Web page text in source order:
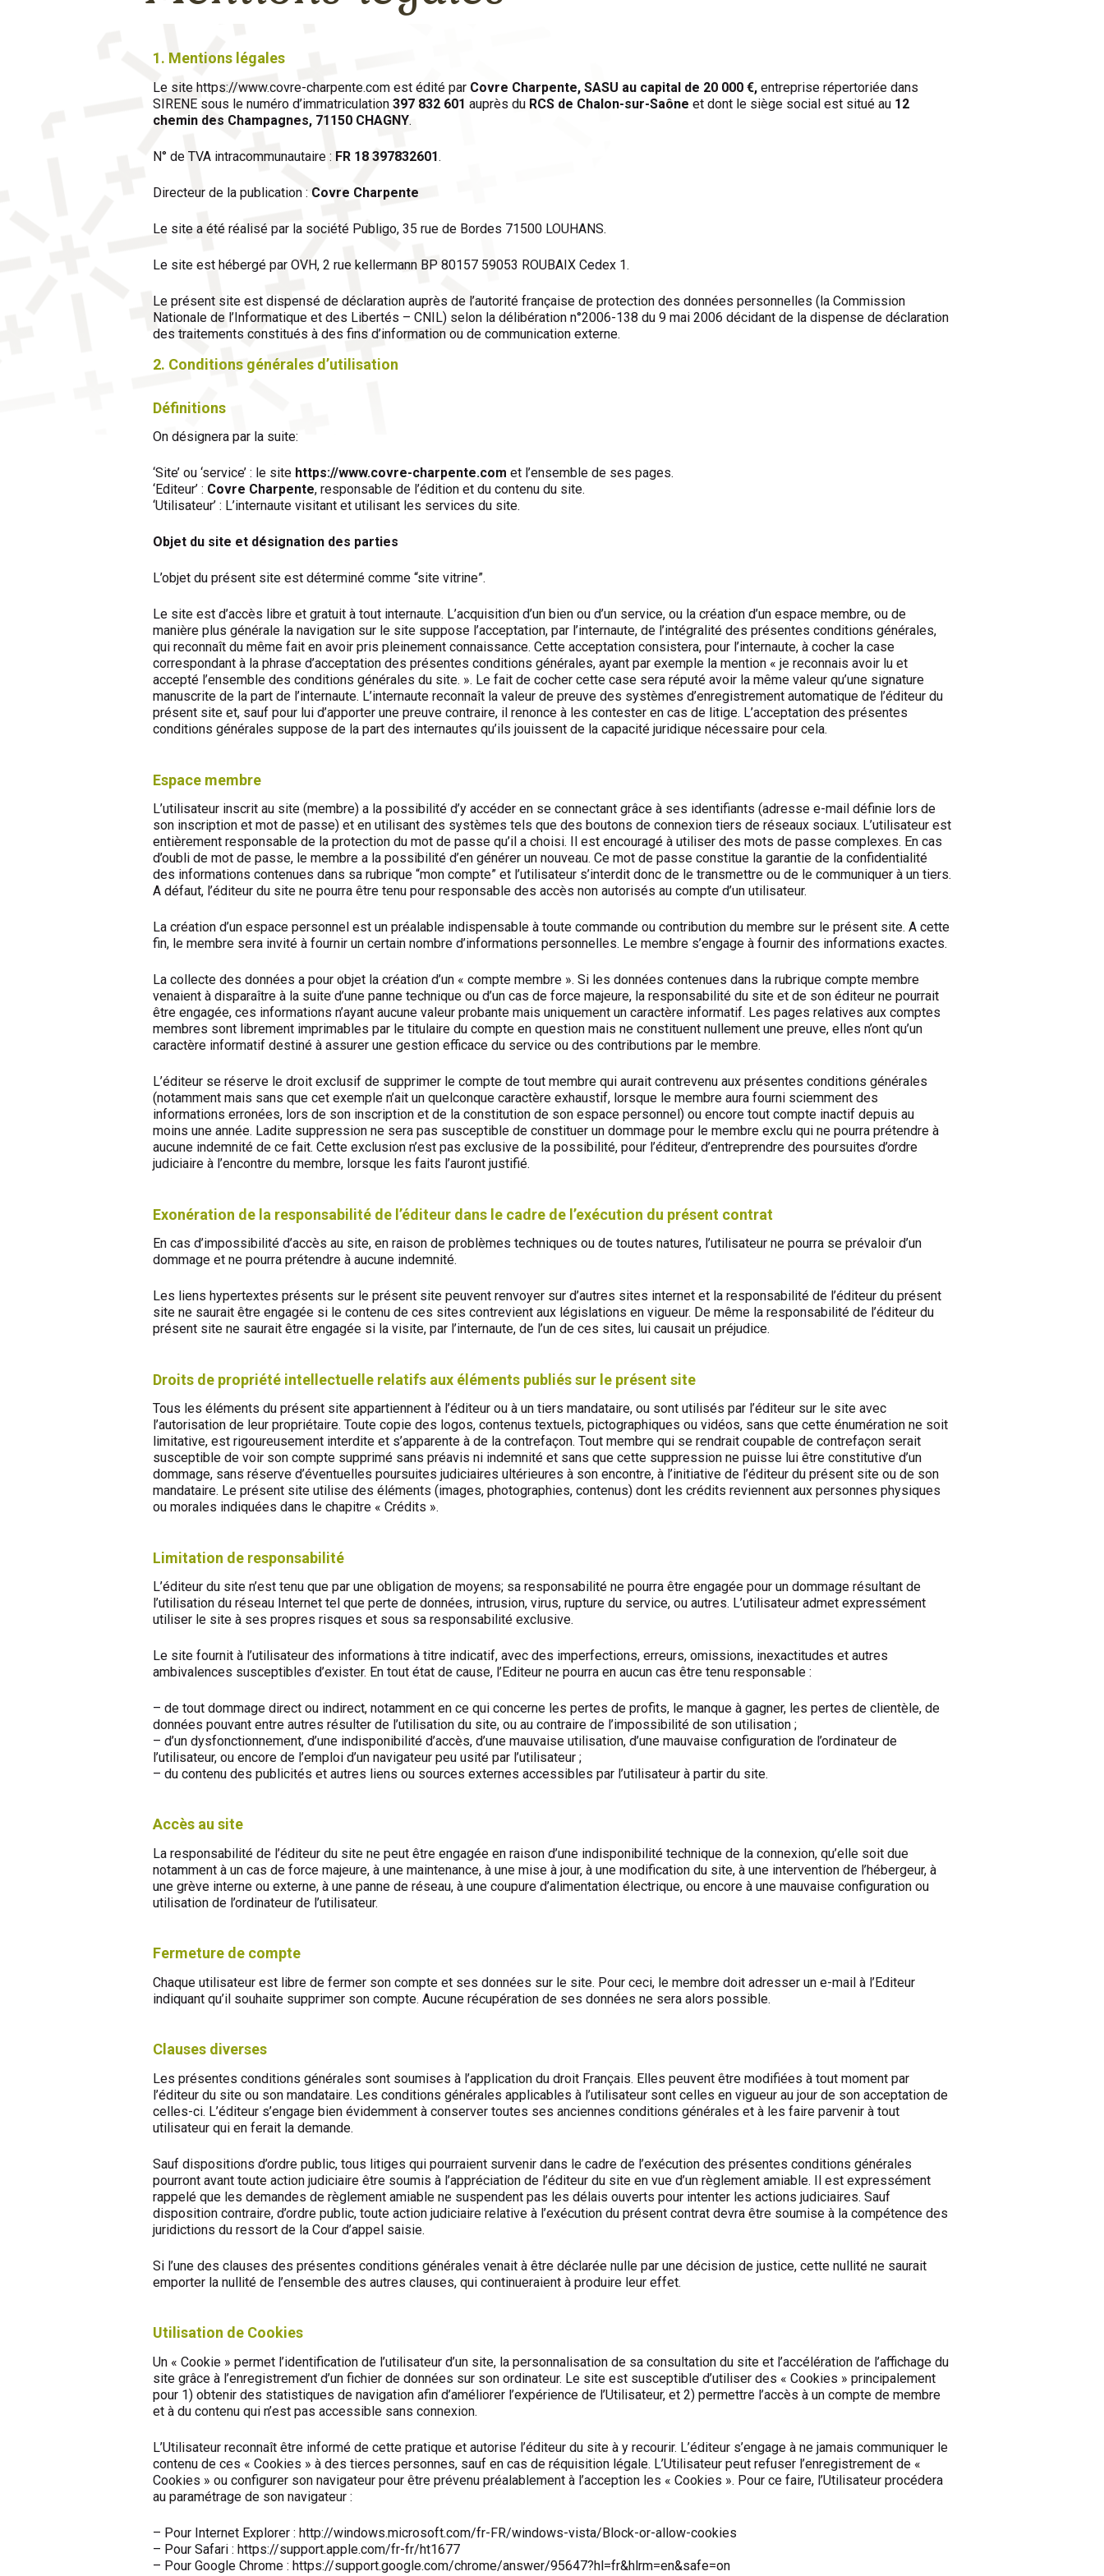
1. Mentions légales
Le site https://www.covre-charpente.com est édité par Covre Charpente, SASU au capital de 20 000 €, entreprise répertoriée dans
SIRENE sous le numéro d’immatriculation 397 832 601 auprès du RCS de Chalon-sur-Saône et dont le siège social est situé au 12
chemin des Champagnes, 71150 CHAGNY.
N° de TVA intracommunautaire : FR 18 397832601.
Directeur de la publication : Covre Charpente
Le site a été réalisé par la société Publigo, 35 rue de Bordes 71500 LOUHANS.
Le site est hébergé par OVH, 2 rue kellermann BP 80157 59053 ROUBAIX Cedex 1.
Le présent site est dispensé de déclaration auprès de l’autorité française de protection des données personnelles (la Commission
Nationale de l’Informatique et des Libertés – CNIL) selon la délibération n°2006-138 du 9 mai 2006 décidant de la dispense de déclaration
des traitements constitués à des fins d’information ou de communication externe.
2. Conditions générales d’utilisation
Définitions
On désignera par la suite:
‘Site’ ou ‘service’ : le site https://www.covre-charpente.com et l’ensemble de ses pages.
‘Editeur’ : Covre Charpente, responsable de l’édition et du contenu du site.
‘Utilisateur’ : L’internaute visitant et utilisant les services du site.
Objet du site et désignation des parties
L’objet du présent site est déterminé comme “site vitrine”.
Le site est d’accès libre et gratuit à tout internaute. L’acquisition d’un bien ou d’un service, ou la création d’un espace membre, ou de
manière plus générale la navigation sur le site suppose l’acceptation, par l’internaute, de l’intégralité des présentes conditions générales,
qui reconnaît du même fait en avoir pris pleinement connaissance. Cette acceptation consistera, pour l’internaute, à cocher la case
correspondant à la phrase d’acceptation des présentes conditions générales, ayant par exemple la mention « je reconnais avoir lu et
accepté l’ensemble des conditions générales du site. ». Le fait de cocher cette case sera réputé avoir la même valeur qu’une signature
manuscrite de la part de l’internaute. L’internaute reconnaît la valeur de preuve des systèmes d’enregistrement automatique de l’éditeur du
présent site et, sauf pour lui d’apporter une preuve contraire, il renonce à les contester en cas de litige. L’acceptation des présentes
conditions générales suppose de la part des internautes qu’ils jouissent de la capacité juridique nécessaire pour cela.
Espace membre
L’utilisateur inscrit au site (membre) a la possibilité d’y accéder en se connectant grâce à ses identifiants (adresse e-mail définie lors de
son inscription et mot de passe) et en utilisant des systèmes tels que des boutons de connexion tiers de réseaux sociaux. L’utilisateur est
entièrement responsable de la protection du mot de passe qu’il a choisi. Il est encouragé à utiliser des mots de passe complexes. En cas
d’oubli de mot de passe, le membre a la possibilité d’en générer un nouveau. Ce mot de passe constitue la garantie de la confidentialité
des informations contenues dans sa rubrique “mon compte” et l’utilisateur s’interdit donc de le transmettre ou de le communiquer à un tiers.
A défaut, l’éditeur du site ne pourra être tenu pour responsable des accès non autorisés au compte d’un utilisateur.
La création d’un espace personnel est un préalable indispensable à toute commande ou contribution du membre sur le présent site. A cette
fin, le membre sera invité à fournir un certain nombre d’informations personnelles. Le membre s’engage à fournir des informations exactes.
La collecte des données a pour objet la création d’un « compte membre ». Si les données contenues dans la rubrique compte membre
venaient à disparaître à la suite d’une panne technique ou d’un cas de force majeure, la responsabilité du site et de son éditeur ne pourrait
être engagée, ces informations n’ayant aucune valeur probante mais uniquement un caractère informatif. Les pages relatives aux comptes
membres sont librement imprimables par le titulaire du compte en question mais ne constituent nullement une preuve, elles n’ont qu’un
caractère informatif destiné à assurer une gestion efficace du service ou des contributions par le membre.
L’éditeur se réserve le droit exclusif de supprimer le compte de tout membre qui aurait contrevenu aux présentes conditions générales
(notamment mais sans que cet exemple n’ait un quelconque caractère exhaustif, lorsque le membre aura fourni sciemment des
informations erronées, lors de son inscription et de la constitution de son espace personnel) ou encore tout compte inactif depuis au
moins une année. Ladite suppression ne sera pas susceptible de constituer un dommage pour le membre exclu qui ne pourra prétendre à
aucune indemnité de ce fait. Cette exclusion n’est pas exclusive de la possibilité, pour l’éditeur, d’entreprendre des poursuites d’ordre
judiciaire à l’encontre du membre, lorsque les faits l’auront justifié.
Exonération de la responsabilité de l’éditeur dans le cadre de l’exécution du présent contrat
En cas d’impossibilité d’accès au site, en raison de problèmes techniques ou de toutes natures, l’utilisateur ne pourra se prévaloir d’un
dommage et ne pourra prétendre à aucune indemnité.
Les liens hypertextes présents sur le présent site peuvent renvoyer sur d’autres sites internet et la responsabilité de l’éditeur du présent
site ne saurait être engagée si le contenu de ces sites contrevient aux législations en vigueur. De même la responsabilité de l’éditeur du
présent site ne saurait être engagée si la visite, par l’internaute, de l’un de ces sites, lui causait un préjudice.
Droits de propriété intellectuelle relatifs aux éléments publiés sur le présent site
Tous les éléments du présent site appartiennent à l’éditeur ou à un tiers mandataire, ou sont utilisés par l’éditeur sur le site avec
l’autorisation de leur propriétaire. Toute copie des logos, contenus textuels, pictographiques ou vidéos, sans que cette énumération ne soit
limitative, est rigoureusement interdite et s’apparente à de la contrefaçon. Tout membre qui se rendrait coupable de contrefaçon serait
susceptible de voir son compte supprimé sans préavis ni indemnité et sans que cette suppression ne puisse lui être constitutive d’un
dommage, sans réserve d’éventuelles poursuites judiciaires ultérieures à son encontre, à l’initiative de l’éditeur du présent site ou de son
mandataire. Le présent site utilise des éléments (images, photographies, contenus) dont les crédits reviennent aux personnes physiques
ou morales indiquées dans le chapitre « Crédits ».
Limitation de responsabilité
L’éditeur du site n’est tenu que par une obligation de moyens; sa responsabilité ne pourra être engagée pour un dommage résultant de
l’utilisation du réseau Internet tel que perte de données, intrusion, virus, rupture du service, ou autres. L’utilisateur admet expressément
utiliser le site à ses propres risques et sous sa responsabilité exclusive.
Le site fournit à l’utilisateur des informations à titre indicatif, avec des imperfections, erreurs, omissions, inexactitudes et autres
ambivalences susceptibles d’exister. En tout état de cause, l’Editeur ne pourra en aucun cas être tenu responsable :
– de tout dommage direct ou indirect, notamment en ce qui concerne les pertes de profits, le manque à gagner, les pertes de clientèle, de
données pouvant entre autres résulter de l’utilisation du site, ou au contraire de l’impossibilité de son utilisation ;
– d’un dysfonctionnement, d’une indisponibilité d’accès, d’une mauvaise utilisation, d’une mauvaise configuration de l’ordinateur de
l’utilisateur, ou encore de l’emploi d’un navigateur peu usité par l’utilisateur ;
– du contenu des publicités et autres liens ou sources externes accessibles par l’utilisateur à partir du site.
Accès au site
La responsabilité de l’éditeur du site ne peut être engagée en raison d’une indisponibilité technique de la connexion, qu’elle soit due
notamment à un cas de force majeure, à une maintenance, à une mise à jour, à une modification du site, à une intervention de l’hébergeur, à
une grève interne ou externe, à une panne de réseau, à une coupure d’alimentation électrique, ou encore à une mauvaise configuration ou
utilisation de l’ordinateur de l’utilisateur.
Fermeture de compte
Chaque utilisateur est libre de fermer son compte et ses données sur le site. Pour ceci, le membre doit adresser un e-mail à l’Editeur
indiquant qu’il souhaite supprimer son compte. Aucune récupération de ses données ne sera alors possible.
Clauses diverses
Les présentes conditions générales sont soumises à l’application du droit Français. Elles peuvent être modifiées à tout moment par
l’éditeur du site ou son mandataire. Les conditions générales applicables à l’utilisateur sont celles en vigueur au jour de son acceptation de
celles-ci. L’éditeur s’engage bien évidemment à conserver toutes ses anciennes conditions générales et à les faire parvenir à tout
utilisateur qui en ferait la demande.
Sauf dispositions d’ordre public, tous litiges qui pourraient survenir dans le cadre de l’exécution des présentes conditions générales
pourront avant toute action judiciaire être soumis à l’appréciation de l’éditeur du site en vue d’un règlement amiable. Il est expressément
rappelé que les demandes de règlement amiable ne suspendent pas les délais ouverts pour intenter les actions judiciaires. Sauf
disposition contraire, d’ordre public, toute action judiciaire relative à l’exécution du présent contrat devra être soumise à la compétence des
juridictions du ressort de la Cour d’appel saisie.
Si l’une des clauses des présentes conditions générales venait à être déclarée nulle par une décision de justice, cette nullité ne saurait
emporter la nullité de l’ensemble des autres clauses, qui continueraient à produire leur effet.
Utilisation de Cookies
Un « Cookie » permet l’identification de l’utilisateur d’un site, la personnalisation de sa consultation du site et l’accélération de l’affichage du
site grâce à l’enregistrement d’un fichier de données sur son ordinateur. Le site est susceptible d’utiliser des « Cookies » principalement
pour 1) obtenir des statistiques de navigation afin d’améliorer l’expérience de l’Utilisateur, et 2) permettre l’accès à un compte de membre
et à du contenu qui n’est pas accessible sans connexion.
L’Utilisateur reconnaît être informé de cette pratique et autorise l’éditeur du site à y recourir. L’éditeur s’engage à ne jamais communiquer le
contenu de ces « Cookies » à des tierces personnes, sauf en cas de réquisition légale. L’Utilisateur peut refuser l’enregistrement de «
Cookies » ou configurer son navigateur pour être prévenu préalablement à l’acception les « Cookies ». Pour ce faire, l’Utilisateur procédera
au paramétrage de son navigateur :
– Pour Internet Explorer : http://windows.microsoft.com/fr-FR/windows-vista/Block-or-allow-cookies
– Pour Safari : https://support.apple.com/fr-fr/ht1677
– Pour Google Chrome : https://support.google.com/chrome/answer/95647?hl=fr&hlrm=en&safe=on